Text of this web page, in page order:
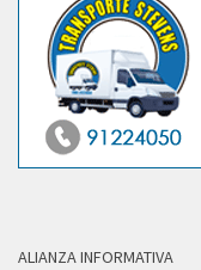
ALIANZA INFORMATIVA